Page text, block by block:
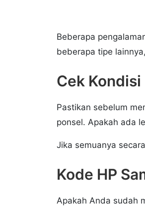
Beberapa
beberapa tipe
Cek
Pastikan sebelum
ponsel. Apakah ada
Jika semuanya
Kode HP
Apakah Anda sudah